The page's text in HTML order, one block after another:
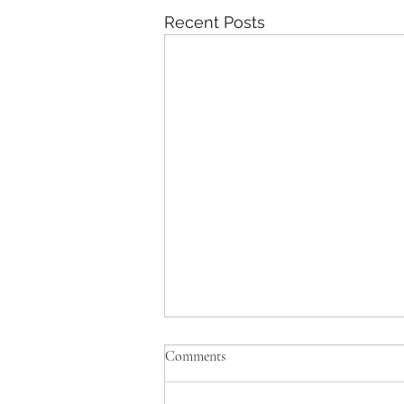
Recent Posts
Comments